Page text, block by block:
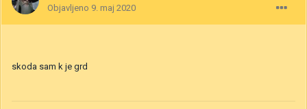
Objavljeno 9. maj 2020
skoda sam k je grd